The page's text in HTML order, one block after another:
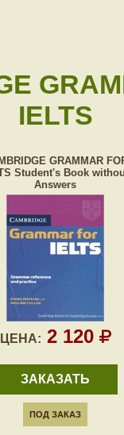
IELTS
GRAMMAR
Student's Book
Answers
ЦЕНА: 2 120
ЗАКАЗАТЬ
ПОД ЗАКАЗ